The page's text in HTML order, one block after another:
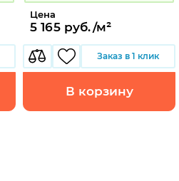
Цена
5 165 руб./м²
Заказ в 1 клик
В корзину